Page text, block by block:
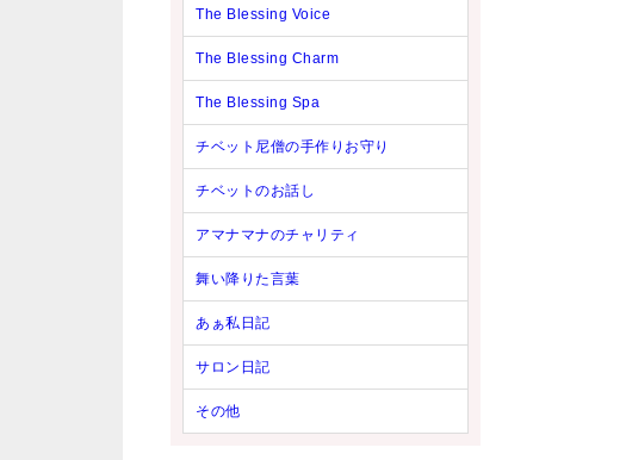
The Blessing Voice
The Blessing Charm
The Blessing Spa
チベット尼僧の手作りお守り
チベットのお話し
アマナマナのチャリティ
舞い降りた言葉
あぁ私日記
サロン日記
その他